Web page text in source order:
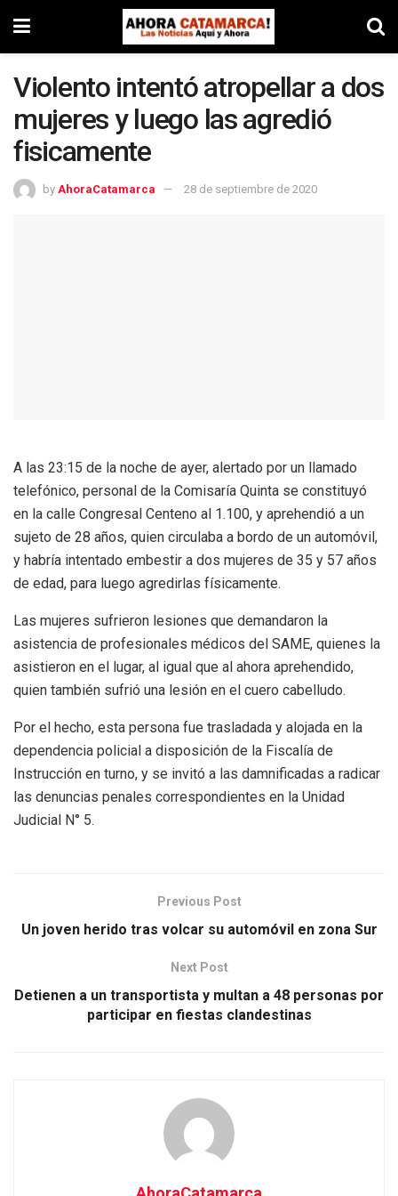
Violento intentó atropellar a dos
mujeres y luego las agredió
fisicamente
by AhoraCatamarca 28 de septiembre de 2020
A las 23:15 de la noche de ayer, alertado por un llamado
telefónico, personal de la Comisaría Quinta se constituyó
en la calle Congresal Centeno al 1.100, y aprehendió a un
sujeto de 28 años, quien circulaba a bordo de un automóvil,
y habría intentado embestir a dos mujeres de 35 y 57 años
de edad, para luego agredirlas físicamente.
Las mujeres sufrieron lesiones que demandaron la
asistencia de profesionales médicos del SAME, quienes la
asistieron en el lugar, al igual que al ahora aprehendido,
quien también sufrió una lesión en el cuero cabelludo.
Por el hecho, esta persona fue trasladada y alojada en la
dependencia policial a disposición de la Fiscalía de
Instrucción en turno, y se invitó a las damnificadas a radicar
las denuncias penales correspondientes en la Unidad
Judicial N° 5.
Previous Post
Un joven herido tras volcar su automóvil en zona Sur
Next Post
Detienen a un transportista y multan a 48 personas por
participar en fiestas clandestinas